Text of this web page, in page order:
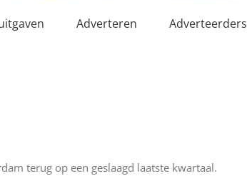
Adverteren Adverteerders
terug op een geslaagd laatste kwartaal.